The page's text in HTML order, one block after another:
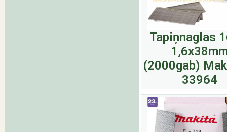
Tapiņnaglas
(2000gab)
33964